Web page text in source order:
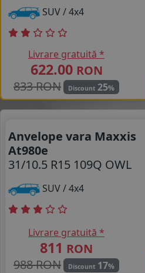
SUV / 4x4
Livrare gratuită *
622.00 RON
833 RON
Discount 25%
Anvelope vara Maxxis
At980e
31/10.5 R15 109Q OWL
SUV / 4x4
Livrare gratuită *
811 RON
988 RON
Discount 17%